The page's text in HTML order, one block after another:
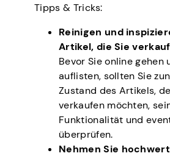
Tipps & Tricks:
Reinigen und
Artikel, die Sie
Bevor Sie online gehen
auflisten, sollten Sie
Zustand des Artikels,
verkaufen möchten,
Funktionalität und
überprüfen.
Nehmen Sie